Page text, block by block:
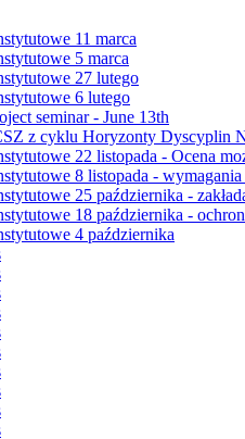
11 marca
5 marca
27 lutego
6 lutego
seminar - June 13th
z cyklu Horyzonty Dyscyplin
22 listopada - Ocena
8 listopada -
25 października -
18 października -
4 października